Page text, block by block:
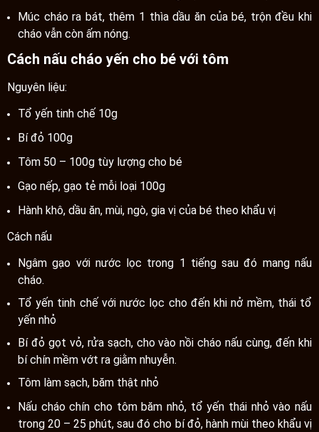
Múc cháo ra bát, thêm 1 thìa dầu ăn của bé, trộn đều khi
cháo vẫn còn ấm nóng.
Cách nấu cháo yến cho bé với tôm
Nguyên liệu:
Tổ yến tinh chế 10g
Bí đỏ 100g
Tôm 50 – 100g tùy lượng cho bé
Gạo nếp, gạo tẻ mỗi loại 100g
Hành khô, dầu ăn, mùi, ngò, gia vị của bé theo khẩu vị
Cách nấu
Ngâm gạo với nước lọc trong 1 tiếng sau đó mang nấu
cháo.
Tổ yến tinh chế với nước lọc cho đến khi nở mềm, thái tổ
yến nhỏ
Bí đỏ gọt vỏ, rửa sạch, cho vào nồi cháo nấu cùng, đến khi
bí chín mềm vớt ra giằm nhuyễn.
Tôm làm sạch, băm thật nhỏ
Nấu cháo chín cho tôm băm nhỏ, tổ yến thái nhỏ vào nấu
trong 20 – 25 phút, sau đó cho bí đỏ, hành mùi theo khẩu vị